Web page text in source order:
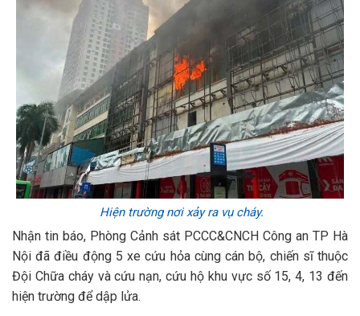
Hiện trường nơi xảy ra vụ cháy.
Nhận tin báo, Phòng Cảnh sát PCCC&CNCH Công an TP Hà
Nội đã điều động 5 xe cứu hỏa cùng cán bộ, chiến sĩ thuộc
Đội Chữa cháy và cứu nạn, cứu hộ khu vực số 15, 4, 13 đến
hiện trường để dập lửa.